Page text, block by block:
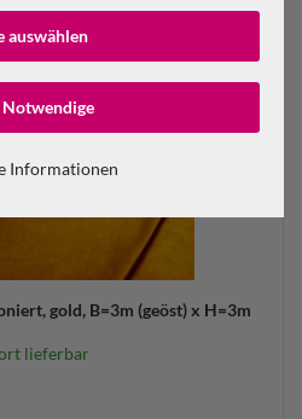
auswählen
Informationen
Konto erstellen
gold, B=3m (geöst) x H=3m
lieferbar